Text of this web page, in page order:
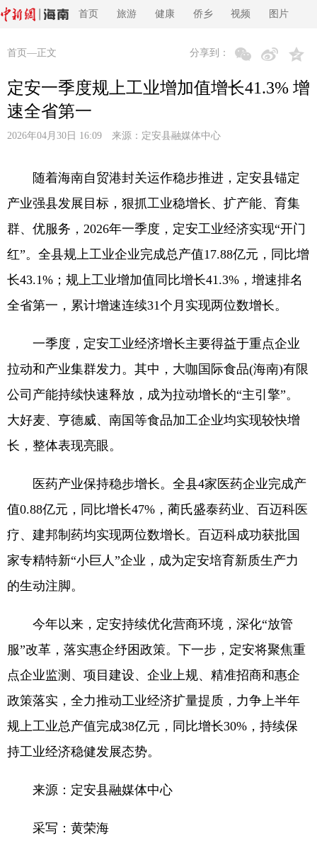
首页 旅游 健康 侨乡 视频 图片
首页 —正文 分享到：
定安一季度规上工业增加值增长41.3% 增
速全省第一
2026年04月30日 16:09 来源： 定安县融媒体中心
随着海南自贸港封关运作稳步推进，定安县锚定
产业强县发展目标，狠抓工业稳增长、扩产能、育集
群、优服务，2026年一季度，定安工业经济实现“开门
红”。全县规上工业企业完成总产值17.88亿元，同比增
长43.1%；规上工业增加值同比增长41.3%，增速排名
全省第一，累计增速连续31个月实现两位数增长。
一季度，定安工业经济增长主要得益于重点企业
拉动和产业集群发力。其中，大咖国际食品(海南)有限
公司产能持续快速释放，成为拉动增长的“主引擎”。
大好麦、亨德威、南国等食品加工企业均实现较快增
长，整体表现亮眼。
医药产业保持稳步增长。全县4家医药企业完成产
值0.88亿元，同比增长47%，蔺氏盛泰药业、百迈科医
疗、建邦制药均实现两位数增长。百迈科成功获批国
家专精特新“小巨人”企业，成为定安培育新质生产力
的生动注脚。
今年以来，定安持续优化营商环境，深化“放管
服”改革，落实惠企纾困政策。下一步，定安将聚焦重
点企业监测、项目建设、企业上规、精准招商和惠企
政策落实，全力推动工业经济扩量提质，力争上半年
规上工业总产值完成38亿元，同比增长30%，持续保
持工业经济稳健发展态势。
来源：定安县融媒体中心
采写：黄荣海